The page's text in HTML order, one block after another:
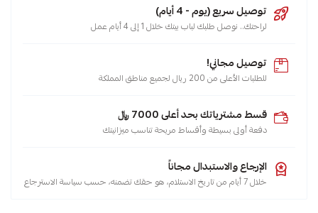
شباك
توصيل سريع (يوم - 4 أيام)
لراحتك.. نوصل طلبك لباب بيتك خلال 1 إلى 4 أيام عمل
توصيل مجاني!
للطلبات الأعلى من 200 ريال لجميع مناطق المملكة
قسط مشترياتك بحد أعلى 7000 ﷼
دفعة أولى بسيطة وأقساط مريحة تناسب ميزانيتك
الإرجاع والاستبدال مجاناً
خلال 7 أيام من تاريخ الاستلام، هو حقك تضمنه، حسب سياسة الاسترجاع